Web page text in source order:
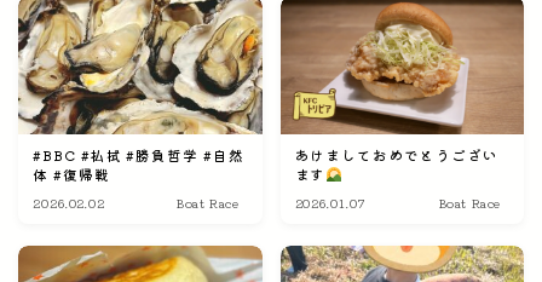
#BBC #払拭 #勝負哲学 #自然
体 #復帰戦
2026.02.02 Boat Race
あけましておめでとうござい
ます
2026.01.07 Boat Race